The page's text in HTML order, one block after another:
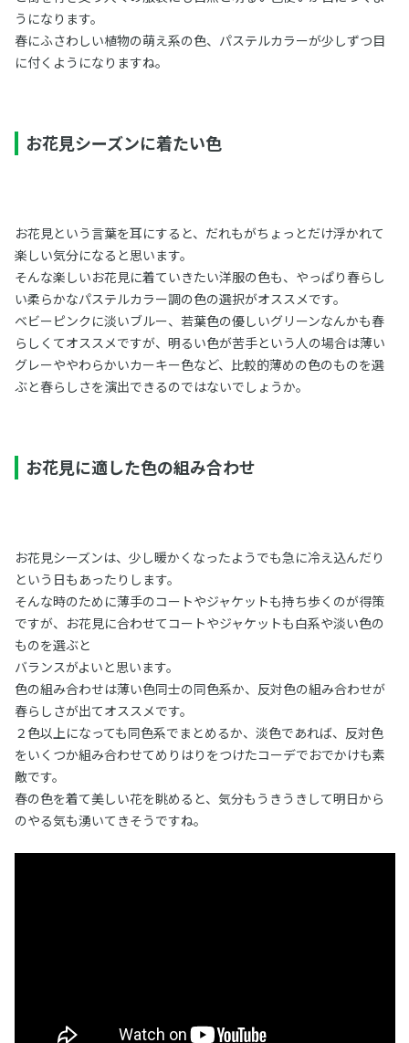
うになります。
春にふさわしい植物の萌え系の色、パステルカラーが少しずつ目
に付くようになりますね。
お花見シーズンに着たい色
お花見という言葉を耳にすると、だれもがちょっとだけ浮かれて
楽しい気分になると思います。
そんな楽しいお花見に着ていきたい洋服の色も、やっぱり春らし
い柔らかなパステルカラー調の色の選択がオススメです。
ベビーピンクに淡いブルー、若葉色の優しいグリーンなんかも春
らしくてオススメですが、明るい色が苦手という人の場合は薄い
グレーややわらかいカーキー色など、比較的薄めの色のものを選
ぶと春らしさを演出できるのではないでしょうか。
お花見に適した色の組み合わせ
お花見シーズンは、少し暖かくなったようでも急に冷え込んだり
という日もあったりします。
そんな時のために薄手のコートやジャケットも持ち歩くのが得策
ですが、お花見に合わせてコートやジャケットも白系や淡い色の
ものを選ぶと
バランスがよいと思います。
色の組み合わせは薄い色同士の同色系か、反対色の組み合わせが
春らしさが出てオススメです。
２色以上になっても同色系でまとめるか、淡色であれば、反対色
をいくつか組み合わせてめりはりをつけたコーデでおでかけも素
敵です。
春の色を着て美しい花を眺めると、気分もうきうきして明日から
のやる気も湧いてきそうですね。